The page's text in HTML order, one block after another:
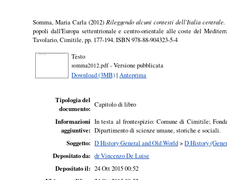
Somma, Maria Carla (2012)Rileggendo alcuni contesti dell'Italia
popoli dall'Europa settentrionale e centro-orientale alle coste del
Tavolario, Cimitile, pp. 177-194. ISBN 978-88-904323-5-4
Testo
somma2012.pdf- Versione pubblicata
Download (3MB)| Anteprima
Tipologia del
documento: Capitolo di libro
Informazioni
aggiuntive:
In testa al frontespizio: Comune di Cimitile;
Dipartimento di scienze umane, storiche e sociali.
Soggetto: D History General and Old World>D History
Depositato da: dr Vincenzo De Luise
Depositato il: 24 Ott 2015 00:52